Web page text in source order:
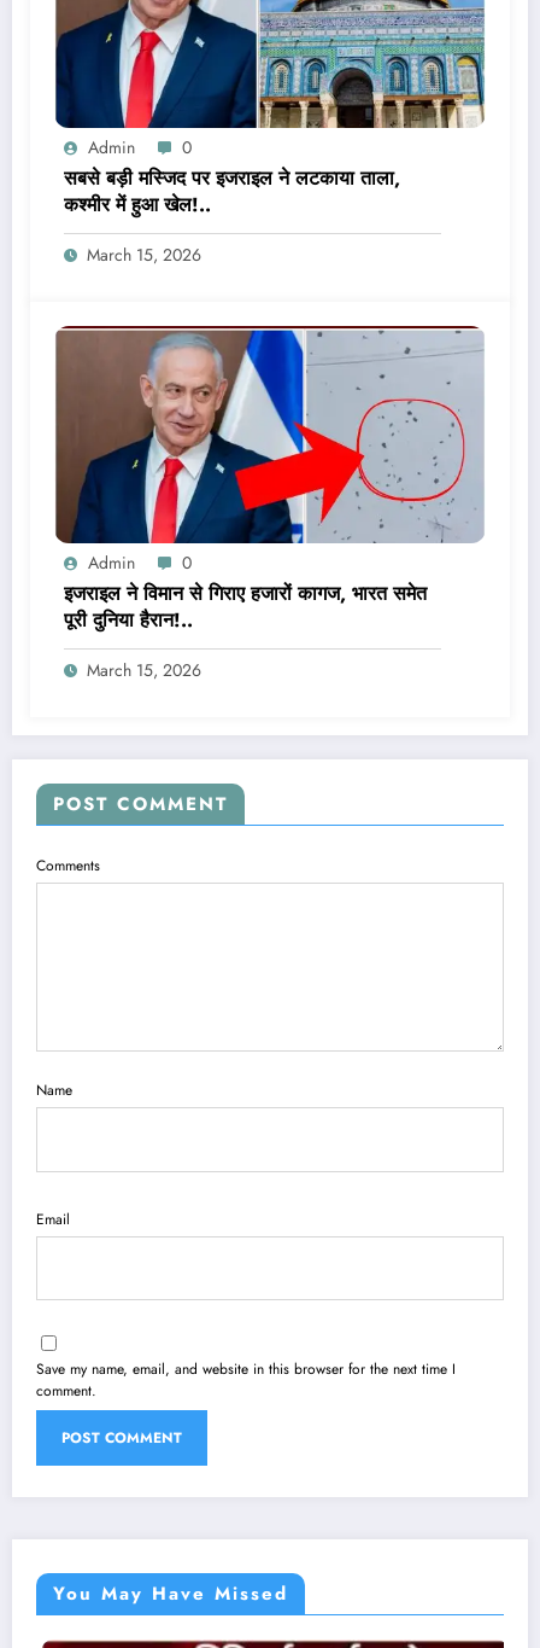
Admin 0
सबसे बड़ी मस्जिद पर इजराइल ने लटकाया ताला,
कश्मीर में हुआ खेल!..
March 15, 2026
Admin 0
इजराइल ने विमान से गिराए हजारों कागज, भारत समेत
पूरी दुनिया हैरान!..
March 15, 2026
POST COMMENT
Comments
Name
Email
Save my name, email, and website in this browser for the next time I
comment.
You May Have Missed